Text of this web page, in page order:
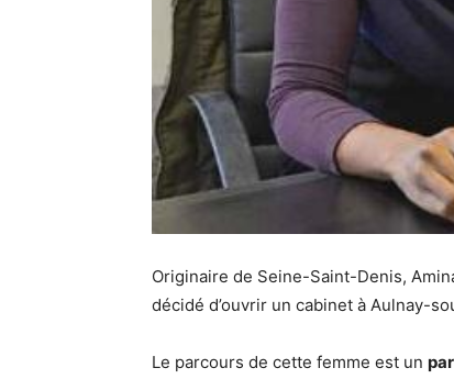
Originaire de Seine-Saint-Denis,
décidé d’ouvrir un cabinet à Aulnay-
Le parcours de cette femme est un